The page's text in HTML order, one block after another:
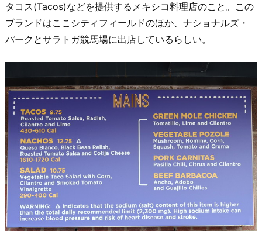
タコス(Tacos)などを提供するメキシコ料理店のこと。この
ブランドはここシティフィールドのほか、ナショナルズ・
パークとサラトガ競馬場に出店しているらしい。